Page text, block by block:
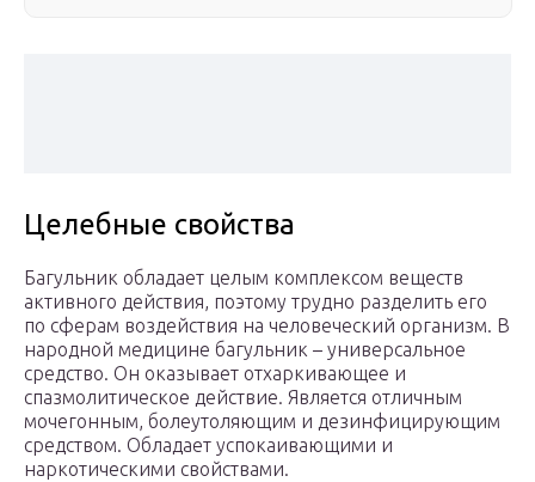
Целебные свойства
Багульник обладает целым комплексом веществ
активного действия, поэтому трудно разделить его
по сферам воздействия на человеческий организм. В
народной медицине багульник – универсальное
средство. Он оказывает отхаркивающее и
спазмолитическое действие. Является отличным
мочегонным, болеутоляющим и дезинфицирующим
средством. Обладает успокаивающими и
наркотическими свойствами.